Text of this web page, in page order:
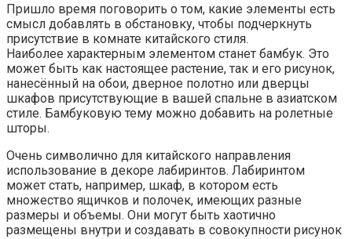
Пришло время поговорить о том, какие элементы есть
смысл добавлять в обстановку, чтобы подчеркнуть
присутствие в комнате китайского стиля.
Наиболее характерным элементом станет бамбук. Это
может быть как настоящее растение, так и его рисунок,
нанесённый на обои, дверное полотно или дверцы
шкафов присутствующие в вашей спальне в азиатском
стиле. Бамбуковую тему можно добавить на ролетные
шторы.
Очень символично для китайского направления
использование в декоре лабиринтов. Лабиринтом
может стать, например, шкаф, в котором есть
множество ящичков и полочек, имеющих разные
размеры и объемы. Они могут быть хаотично
размещены внутри и создавать в совокупности рисунок